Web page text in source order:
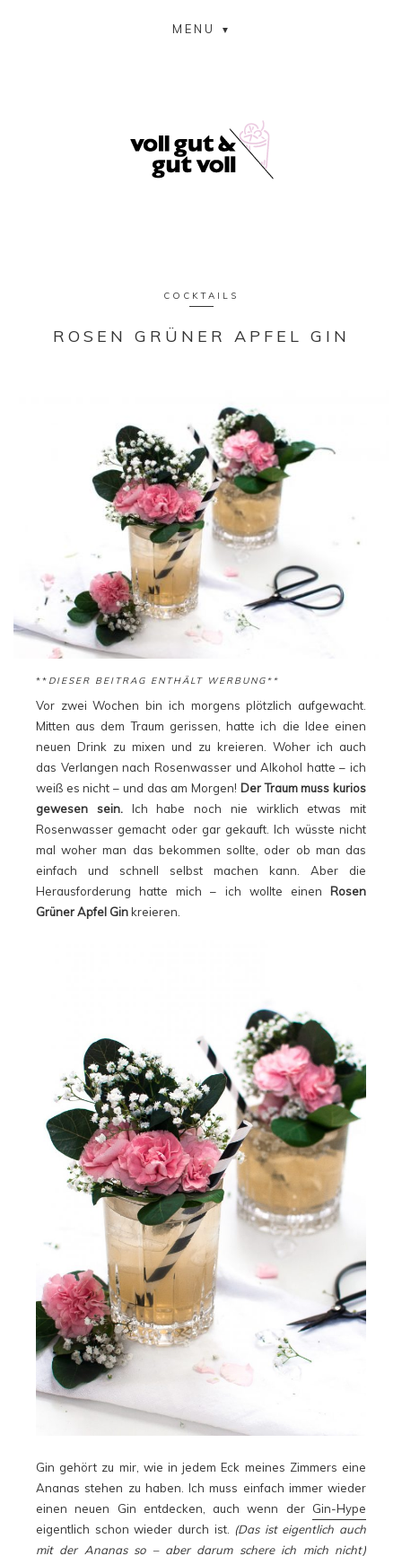
MENU
COCKTAILS
ROSEN GRÜNER APFEL GIN
** DIESER BEITRAG ENTHÄLT WERBUNG**
Vor zwei Wochen bin ich morgens plötzlich aufgewacht.
Mitten aus dem Traum gerissen, hatte ich die Idee einen
neuen Drink zu mixen und zu kreieren. Woher ich auch
das Verlangen nach Rosenwasser und Alkohol hatte – ich
weiß es nicht – und das am Morgen! Der Traum muss kurios
gewesen sein.Ich habe noch nie wirklich etwas mit
Rosenwasser gemacht oder gar gekauft. Ich wüsste nicht
mal woher man das bekommen sollte, oder ob man das
einfach und schnell selbst machen kann. Aber die
Herausforderung hatte mich – ich wollte einen Rosen
Grüner Apfel Ginkreieren.
Gin gehört zu mir, wie in jedem Eck meines Zimmers eine
Ananas stehen zu haben. Ich muss einfach immer wieder
einen neuen Gin entdecken, auch wenn der Gin-Hype
eigentlich schon wieder durch ist.
(Das ist eigentlich auch
mit der Ananas so – aber darum schere ich mich nicht)